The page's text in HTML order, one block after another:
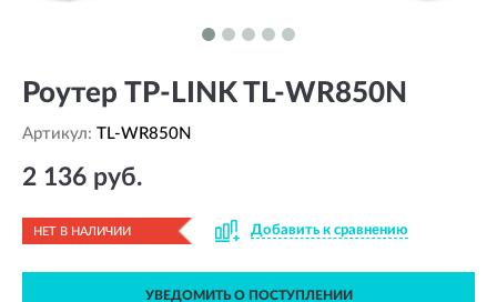
Роутер TP-LINK TL-WR850N
Артикул: TL-WR850N
2 136 руб.
НЕТ В НАЛИЧИИ Добавить к сравнению
УВЕДОМИТЬ О ПОСТУПЛЕНИИ